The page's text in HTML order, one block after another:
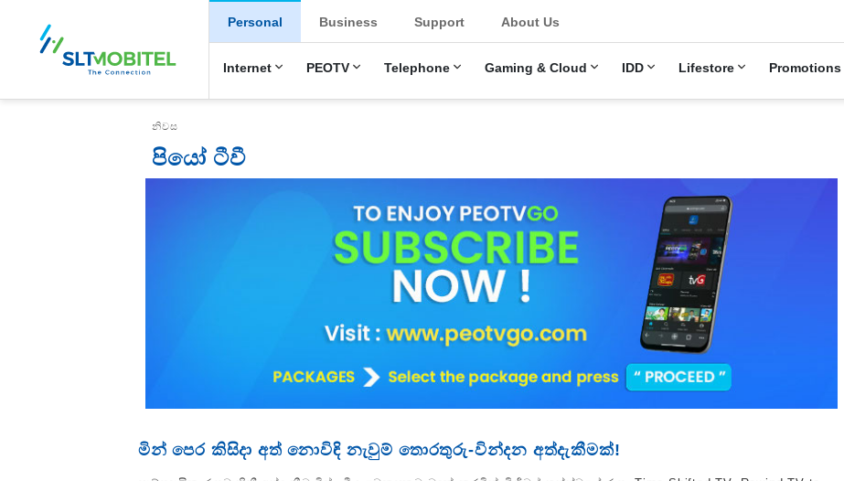
Personal
Internet PEOTV Telephone Gaming & Cloud IDD Lifestore Promotions
Business Support About Us
Breadcrumb
නිවස
පියෝ ටීවී
මින් පෙර කිසිදා අත් නොවිඳි නැවුම් තොරතුරු-වින්දන අත්දැකීමක්!